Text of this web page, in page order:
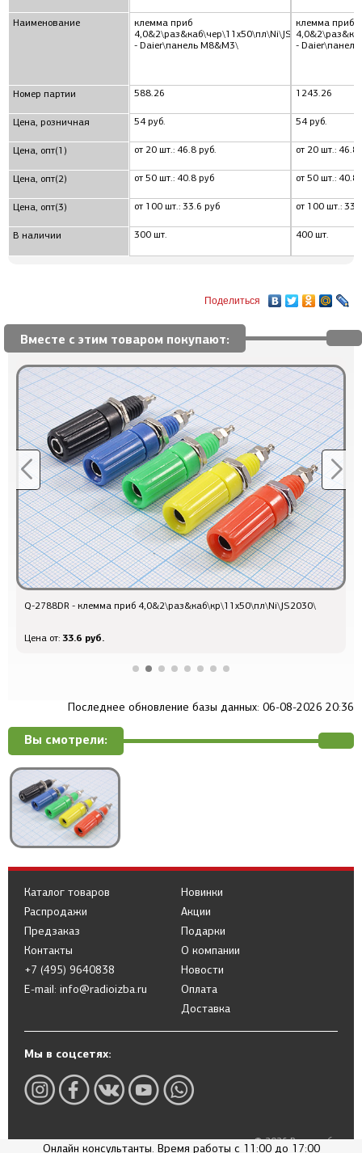
Наименование
Номер партии
Цена, розничная
Цена, опт(1)
Цена, опт(2)
Цена, опт(3)
В наличии
клемма приб
4,0&2\раз&каб\чер\11x50\пл\Ni\JS2030\
- Daier\панель М8&М3\
588.26
54 руб.
от 20 шт.: 46.8 руб.
от 50 шт.: 40.8 руб
от 100 шт.: 33.6 руб
300 шт.
клемма приб
-
1243.26
54 руб.
от 20 шт.: 46.8
от 50 шт.: 40.8
от 100 шт.:
400 шт.
Поделиться
Вместе с этим товаром покупают:
Q-2788DR - клемма приб 4,0&2\раз&каб\кр\11x50\пл\Ni\JS2030\
Цена от: 33.6 руб.
Последнее обновление базы данных: 06-08-2026 20:36
Вы смотрели:
Каталог товаров
Распродажи
Предзаказ
Новинки
Акции
Подарки
Контакты
+7 (495) 9640838
E-mail: info@radioizba.ru
О компании
Новости
Оплата
Доставка
Мы в соцсетях:
© 2026 Радиоизба
Онлайн консультанты. Время работы с 11:00 до 17:00